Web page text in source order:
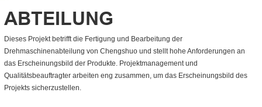
ABTEILUNG
Dieses Projekt betrifft die Fertigung und Bearbeitung der
Drehmaschinenabteilung von Chengshuo und stellt hohe Anforderungen an
das Erscheinungsbild der Produkte. Projektmanagement und
Qualitätsbeauftragter arbeiten eng zusammen, um das Erscheinungsbild des
Projekts sicherzustellen.